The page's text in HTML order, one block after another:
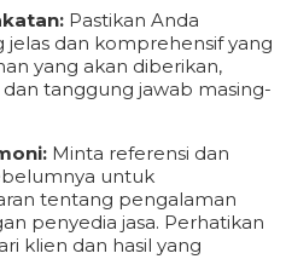
Pastikan Anda
jelas dan komprehensif yang
yang akan diberikan,
tanggung jawab masing-
Minta referensi dan
untuk
tentang pengalaman
penyedia jasa. Perhatikan
klien dan hasil yang